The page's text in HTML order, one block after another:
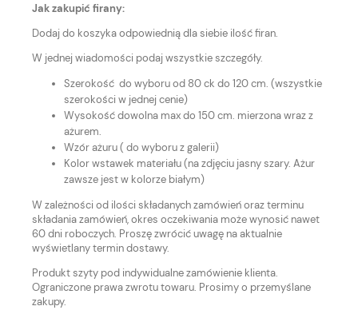
Jak zakupić firany:
Dodaj do koszyka odpowiednią dla siebie ilość firan.
W jednej wiadomości podaj wszystkie szczegóły.
Szerokość do wyboru od 80 ck do 120 cm. (wszystkie
szerokości w jednej cenie)
Wysokość dowolna max do 150 cm. mierzona wraz z
ażurem.
Wzór ażuru ( do wyboru z galerii)
Kolor wstawek materiału (na zdjęciu jasny szary. Ażur
zawsze jest w kolorze białym)
W zależności od ilości składanych zamówień oraz terminu
składania zamówień, okres oczekiwania może wynosić nawet
60 dni roboczych. Proszę zwrócić uwagę na aktualnie
wyświetlany termin dostawy.
Produkt szyty pod indywidualne zamówienie klienta.
Ograniczone prawa zwrotu towaru. Prosimy o przemyślane
zakupy.